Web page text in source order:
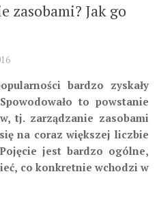
zasobami? Jak go
bardzo zyskały
to powstanie
tj. zarządzanie zasobami
na coraz większej liczbie
jest bardzo ogólne,
co konkretnie wchodzi w